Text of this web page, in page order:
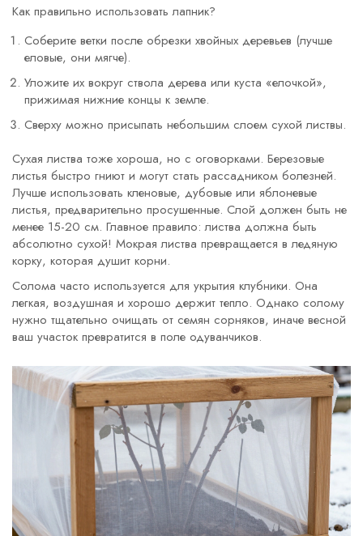
Как правильно использовать лапник?
Соберите ветки после обрезки хвойных деревьев (лучше
еловые, они мягче).
Уложите их вокруг ствола дерева или куста «елочкой»,
прижимая нижние концы к земле.
Сверху можно присыпать небольшим слоем сухой листвы.
Сухая листва тоже хороша, но с оговорками. Березовые
листья быстро гниют и могут стать рассадником болезней.
Лучше использовать кленовые, дубовые или яблоневые
листья, предварительно просушенные. Слой должен быть не
менее 15-20 см. Главное правило: листва должна быть
абсолютно сухой! Мокрая листва превращается в ледяную
корку, которая душит корни.
Солома часто используется для укрытия клубники. Она
легкая, воздушная и хорошо держит тепло. Однако солому
нужно тщательно очищать от семян сорняков, иначе весной
ваш участок превратится в поле одуванчиков.